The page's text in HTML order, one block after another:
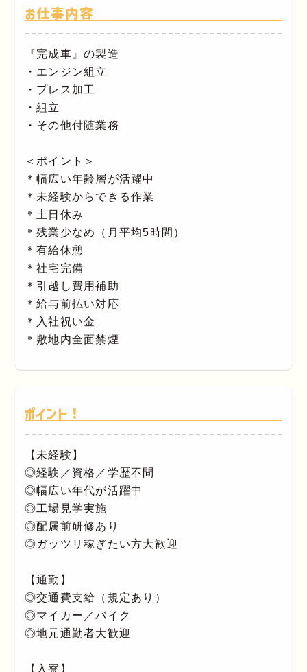
お仕事内容
『完成車』の製造
・エンジン組立
・プレス加工
・組立
・その他付随業務
＜ポイント＞
＊幅広い年齢層が活躍中
＊未経験からできる作業
＊土日休み
＊残業少なめ（月平均5時間）
＊有給休憩
＊社宅完備
＊引越し費用補助
＊給与前払い対応
＊入社祝い金
＊敷地内全面禁煙
ポイント！
【未経験】
◎経験／資格／学歴不問
◎幅広い年代が活躍中
◎工場見学実施
◎配属前研修あり
◎ガッツリ稼ぎたい方大歓迎
【通勤】
◎交通費支給（規定あり）
◎マイカー／バイク
◎地元通勤者大歓迎
【入寮】